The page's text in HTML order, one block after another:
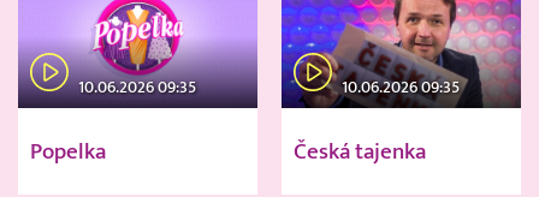
10.06.2026 09:35
Popelka
10.06.2026 09:35
Česká tajenka